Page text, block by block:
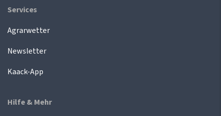
Services
Agrarwetter
Newsletter
Kaack-App
Hilfe & Mehr